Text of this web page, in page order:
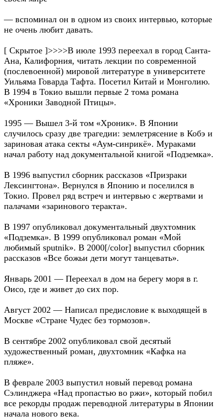
— вспоминал он в одном из своих интервью, которые
не очень любит давать.
[ Скрытое ]>>>>В июле 1993 переехал в город Санта-
Ана, Калифорния, читать лекции по современной
(послевоенной) мировой литературе в университете
Уильяма Говарда Тафта. Посетил Китай и Монголию.
В 1994 в Токио вышли первые 2 тома романа
«Хроники Заводной Птицы».
1995 — Вышел 3-й том «Хроник». В Японии
случилось сразу две трагедии: землетрясение в Кобэ и
зариновая атака секты «Аум-синрикё». Мураками
начал работу над документальной книгой «Подземка».
В 1996 выпустил сборник рассказов «Призраки
Лексингтона». Вернулся в Японию и поселился в
Токио. Провел ряд встреч и интервью с жертвами и
палачами «заринового теракта».
В 1997 опубликовал документальный двухтомник
«Подземка». В 1999 опубликовал роман «Мой
любимый sputnik». В 2000[/color] выпустил сборник
рассказов «Все божьи дети могут танцевать».
Январь 2001 — Переехал в дом на берегу моря в г.
Оисо, где и живет до сих пор.
Август 2002 — Написал предисловие к выходящей в
Москве «Стране Чудес без тормозов».
В сентябре 2002 опубликовал свой десятый
художественный роман, двухтомник «Кафка на
пляже».
В феврале 2003 выпустил новый перевод романа
Сэлинджера «Над пропастью во ржи», который побил
все рекорды продаж переводной литературы в Японии
начала нового века.